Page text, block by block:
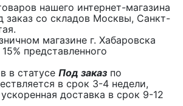
нашего интернет-магазина
заказ со складов Москвы, Санкт-
магазине г. Хабаровска
представленного
в статусе Под заказ по
в срок 3-4 недели,
доставка в срок 9-12